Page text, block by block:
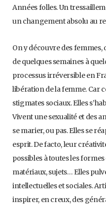
Années folles. Un
un changement absolu au
On y découvre des femmes,
de quelques semaines à
processus irréversible en
libération de la femme. Car
stigmates sociaux. Elles
Vivent une sexualité et des
se marier, ou pas. Elles se
esprit. De facto, leur
possibles à toutes les
matériaux, sujets… Elles
intellectuelles et sociales.
inspirer, en creux, des